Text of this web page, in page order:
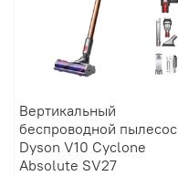
Вертикальный
беспроводной пылесос
Dyson V10 Cyclone
Absolute SV27